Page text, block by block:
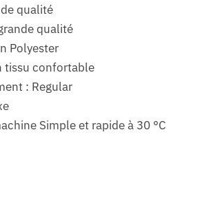
qualité
qualité
Polyester
tissu confortable
: Regular
Simple et rapide à 30 °C